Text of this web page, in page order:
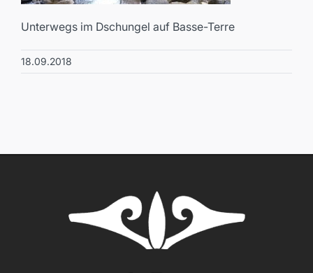
Unterwegs im Dschungel auf Basse-Terre
18.09.2018